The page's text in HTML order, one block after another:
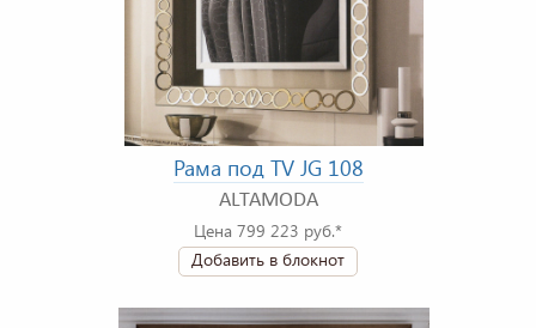
Рама под TV JG 108
ALTAMODA
Цена 799 223 руб.*
Добавить в блокнот